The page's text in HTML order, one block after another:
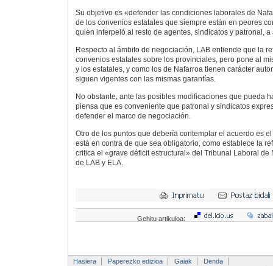
Su objetivo es «defender las condiciones laborales de
de los convenios estatales que siempre están en peores
quien interpeló al resto de agentes, sindicatos y patronal, a
Respecto al ámbito de negociación, LAB entiende que la
convenios estatales sobre los provinciales, pero pone al
y los estatales, y como los de Nafarroa tienen carácter
siguen vigentes con las mismas garantías.
No obstante, ante las posibles modificaciones que pueda
piensa que es conveniente que patronal y sindicatos
defender el marco de negociación.
Otro de los puntos que debería contemplar el acuerdo es
está en contra de que sea obligatorio, como establece la
critica el «grave déficit estructural» del Tribunal Laboral de
de LAB y ELA.
Gehitu artikuloa:
Hasiera Paperezko edizioa Gaiak
Denda